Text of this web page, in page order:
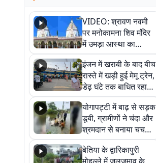
VIDEO: श्रावण नवमी
पर मनोकामना शिव मंदिर
में उमड़ा आस्था का
सैलाब, हर-हर महादेव के
जयघोष से गूंजा परिसर
इंजन में खराबी के बाद बीच
रास्ते में खड़ी हुई मेमू ट्रेन,
डेढ़ घंटे तक बाधित रहा
आवागमन
योगापट्टी में बाढ़ से सड़क
डूबी, ग्रामीणों ने चंदा और
श्रमदान से बनाया चचरी
पुल
बेतिया के द्वारिकापुरी